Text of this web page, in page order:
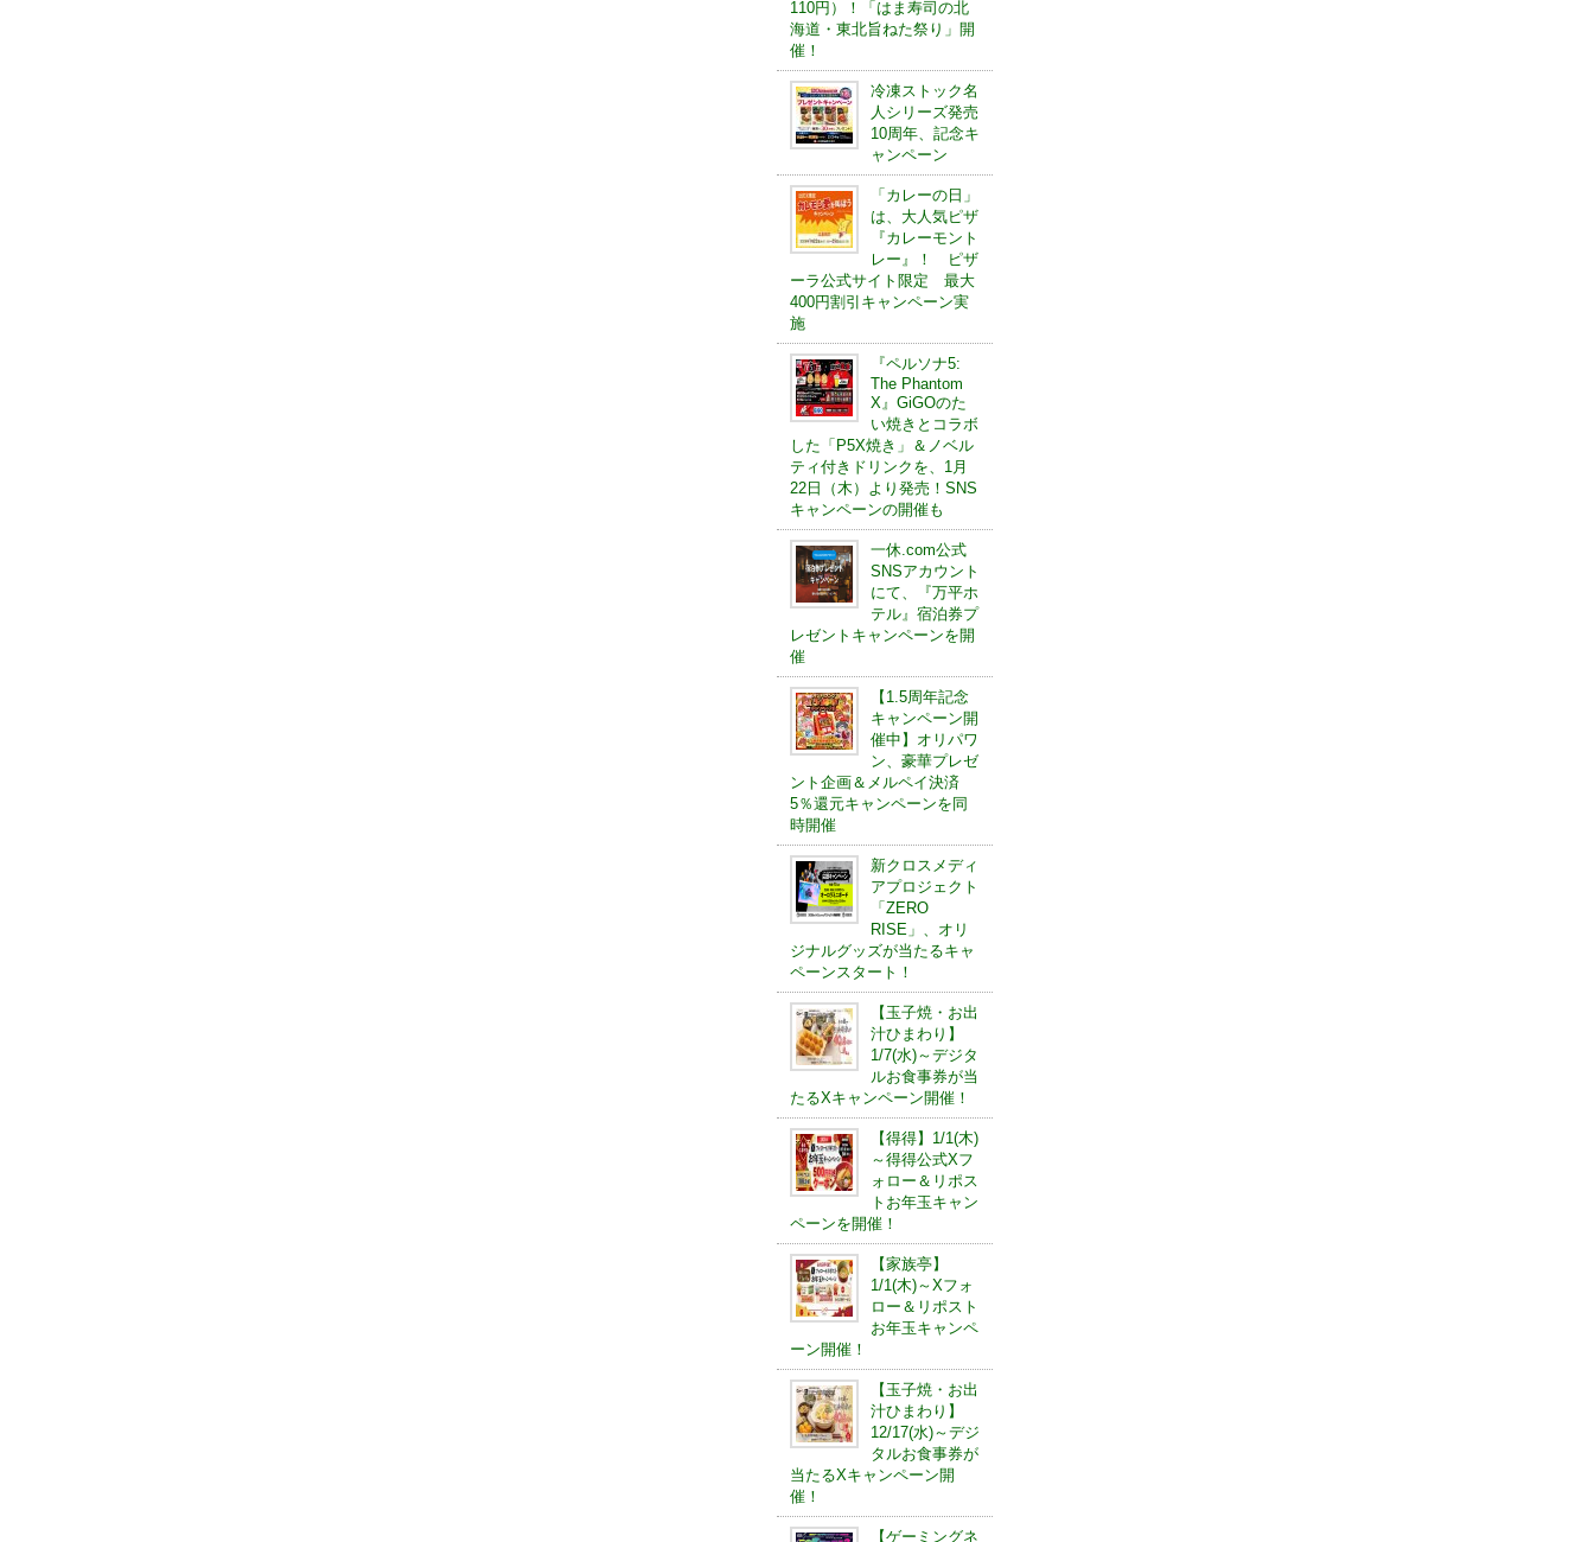
110円）！「はま寿司の北
海道・東北旨ねた祭り」開
催！
冷凍ストック名
人シリーズ発売
10周年、記念キ
ャンペーン
「カレーの日」
は、大人気ピザ
『カレーモント
レー』！ ピザ
ーラ公式サイト限定 最大
400円割引キャンペーン実
施
『ペルソナ5:
The Phantom
X』GiGOのた
い焼きとコラボ
した「P5X焼き」＆ノベル
ティ付きドリンクを、1月
22日（木）より発売！SNS
キャンペーンの開催も
一休.com公式
SNSアカウント
にて、『万平ホ
テル』宿泊券プ
レゼントキャンペーンを開
催
【1.5周年記念
キャンペーン開
催中】オリパワ
ン、豪華プレゼ
ント企画＆メルペイ決済
5％還元キャンペーンを同
時開催
新クロスメディ
アプロジェクト
「ZERO
RISE」、オリ
ジナルグッズが当たるキャ
ペーンスタート！
【玉子焼・お出
汁ひまわり】
1/7(水)～デジタ
ルお食事券が当
たるXキャンペーン開催！
【得得】1/1(木)
～得得公式Xフ
ォロー＆リポス
トお年玉キャン
ペーンを開催！
【家族亭】
1/1(木)～Xフォ
ロー＆リポスト
お年玉キャンペ
ーン開催！
【玉子焼・お出
汁ひまわり】
12/17(水)～デジ
タルお食事券が
当たるXキャンペーン開
催！
【ゲーミングネ